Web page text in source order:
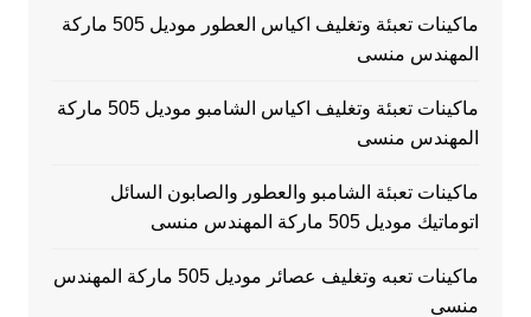
ماكينات تعبئة وتغليف اكياس العطور موديل 505 ماركة
المهندس منسى
ماكينات تعبئة وتغليف اكياس الشامبو موديل 505 ماركة
المهندس منسى
ماكينات تعبئة الشامبو والعطور والصابون السائل
اتوماتيك موديل 505 ماركة المهندس منسى
ماكينات تعبه وتغليف عصائر موديل 505 ماركة المهندس
منسى